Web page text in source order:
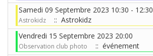
Samedi 09 Septembre 2023 10:30 - 12:30
Astrokidz
:: Astrokidz
Vendredi 15 Septembre 2023 20:00
Observation club photo
:: événement